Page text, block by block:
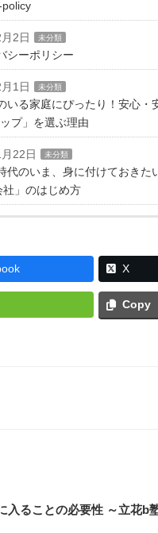
policy
2日 未分類
シーポリシー
1日 未分類
いる家庭にぴったり！安心・
プ」を選ぶ理由
22日 未分類
代のいま、身に付けておきた
社」のはじめ方
X
Copy
入ることの必要性 ～立花b